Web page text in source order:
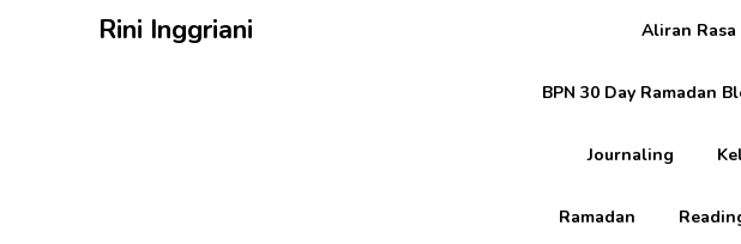
Rini Inggriani Aliran Rasa
BPN 30 Day Ramadan
Journaling
Ramadan